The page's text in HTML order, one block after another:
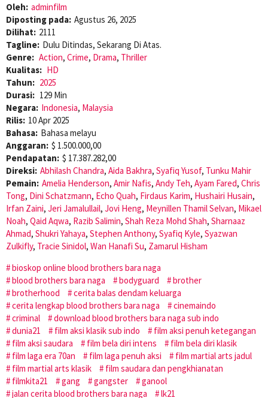
Oleh: adminfilm
Diposting pada: Agustus 26, 2025
Dilihat: 2111
Tagline: Dulu Ditindas, Sekarang Di Atas.
Genre: Action, Crime, Drama, Thriller
Kualitas: HD
Tahun: 2025
Durasi: 129 Min
Negara: Indonesia, Malaysia
Rilis: 10 Apr 2025
Bahasa: Bahasa melayu
Anggaran: $ 1.500.000,00
Pendapatan: $ 17.387.282,00
Direksi: Abhilash Chandra, Aida Bakhra, Syafiq Yusof, Tunku Mahir
Pemain: Amelia Henderson, Amir Nafis, Andy Teh, Ayam Fared, Chris
Tong, Dini Schatzmann, Echo Quah, Firdaus Karim, Hushairi Husain,
Irfan Zaini, Jeri Jamalullail, Jovi Heng, Meynillen Thamil Selvan, Mikael
Noah, Qaid Aqwa, Razib Salimin, Shah Reza Mohd Shah, Sharnaaz
Ahmad, Shukri Yahaya, Stephen Anthony, Syafiq Kyle, Syazwan
Zulkifly, Tracie Sinidol, Wan Hanafi Su, Zamarul Hisham
bioskop online blood brothers bara naga
blood brothers bara naga
bodyguard
brother
brotherhood
cerita balas dendam keluarga
cerita lengkap blood brothers bara naga
cinemaindo
criminal
download blood brothers bara naga sub indo
dunia21
film aksi klasik sub indo
film aksi penuh ketegangan
film aksi saudara
film bela diri intens
film bela diri klasik
film laga era 70an
film laga penuh aksi
film martial arts jadul
film martial arts klasik
film saudara dan pengkhianatan
filmkita21
gang gangster
ganool
jalan cerita blood brothers bara naga
lk21